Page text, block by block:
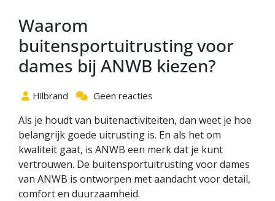
Waarom
buitensportuitrusting voor
dames bij ANWB kiezen?
Hilbrand Geen reacties
Als je houdt van buitenactiviteiten, dan weet je hoe
belangrijk goede uitrusting is. En als het om
kwaliteit gaat, is ANWB een merk dat je kunt
vertrouwen. De buitensportuitrusting voor dames
van ANWB is ontworpen met aandacht voor detail,
comfort en duurzaamheid.